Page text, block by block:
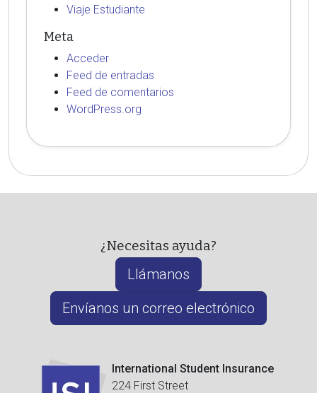
Viaje Estudiante
Meta
Acceder
Feed de entradas
Feed de comentarios
WordPress.org
¿Necesitas ayuda?
Llámanos
Envíanos un correo electrónico
International Student Insurance
224 First Street